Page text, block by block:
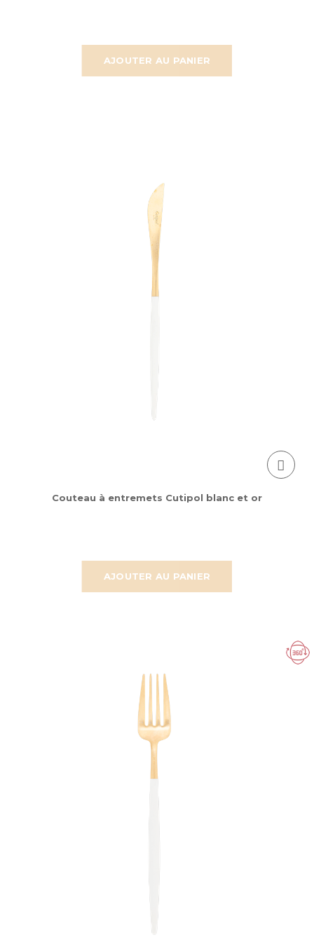
AJOUTER AU PANIER
AJOUTER AU PANIER
Couteau à entremets Cutipol blanc et or